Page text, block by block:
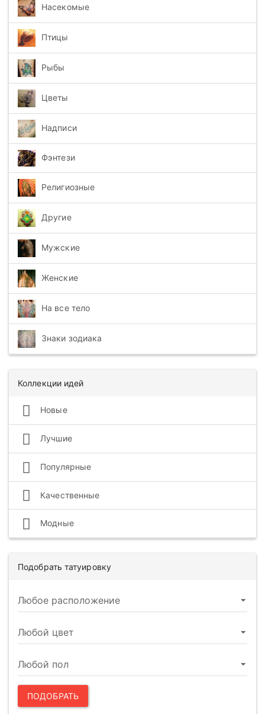
Насекомые
Птицы
Рыбы
Цветы
Надписи
Фэнтези
Религиозные
Другие
Мужские
Женские
На все тело
Знаки зодиака
Коллекции идей
Новые
Лучшие
Популярные
Качественные
Модные
Подобрать татуировку
ПОДОБРАТЬ